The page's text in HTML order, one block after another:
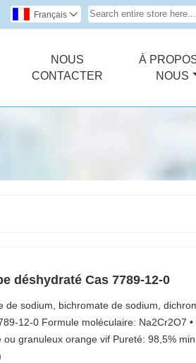
Français 
NOUS
CONTACTER
À
NOUS
déshydraté Cas 7789-12-0
de sodium, bichromate de sodium,
12-0 Formule moléculaire: Na2Cr2O7 •
granuleux orange vif Pureté: 98,5%